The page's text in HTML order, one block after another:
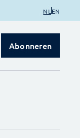
NL EN
Abonneren